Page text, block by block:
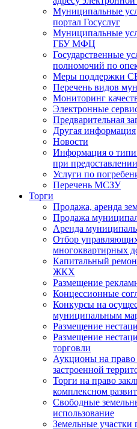
Муниципальные
портал Госуслуг
Муниципальные
ГБУ МФЦ
Государственные
полномочий по
Меры поддержки
Перечень видов
Мониторинг
Электронные
Предварительная
Другая информация
Новости
Информация о
при
Услуги по
Перечень МСЗУ
Торги
Продажа, аренда
Продажа
Аренда
Отбор
многоквартирных
Капитальный
ЖКХ
Размещение
Концессионные
Конкурсы на
муниципальным
Размещение
Размещение
торговли
Аукционы на право
застроенной
Торги на право
комплексном
Свободные
использование
Земельные участки